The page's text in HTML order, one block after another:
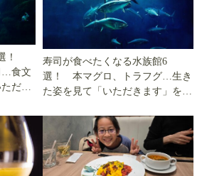
！
…食文
だき
寿司が食べたくなる水族館6
選！ 本マグロ、トラフグ…生き
た姿を見て「いただきます」を考